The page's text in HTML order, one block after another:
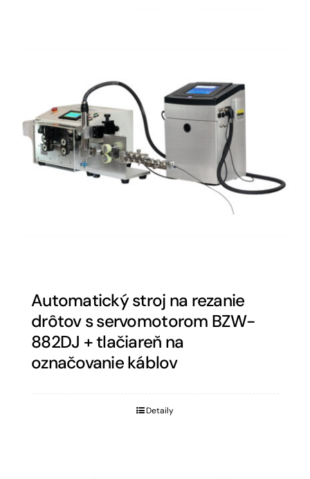
Automatický stroj na rezanie
drôtov s servomotorom BZW-
882DJ + tlačiareň na
označovanie káblov
Detaily